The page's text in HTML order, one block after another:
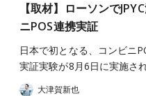
【取材】ローソンで
ニPOS連携実証
日本で初となる、コンビニ
実証実験が8月6日に実施さ
大津賀新也